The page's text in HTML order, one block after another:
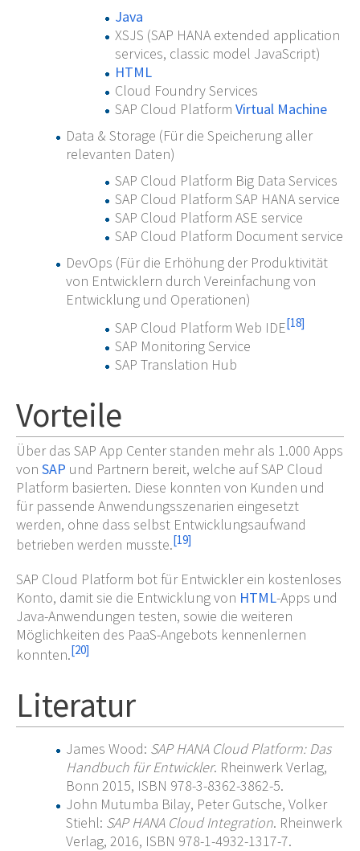
Java
XSJS (SAP HANA extended application
services, classic model JavaScript)
HTML
Cloud Foundry Services
SAP Cloud PlatformVirtual Machine
Data & Storage (Für die Speicherung aller
relevanten Daten)
SAP Cloud Platform Big Data Services
SAP Cloud Platform SAP HANA service
SAP Cloud Platform ASE service
SAP Cloud Platform Document service
DevOps (Für die Erhöhung der Produktivität
von Entwicklern durch Vereinfachung von
Entwicklung und Operationen)
SAP Cloud Platform Web IDE[18]
SAP Monitoring Service
SAP Translation Hub
Vorteile
Über das SAP App Center standen mehr als 1.000 Apps
von SAP und Partnern bereit, welche auf SAP Cloud
Platform basierten. Diese konnten von Kunden und
für passende Anwendungsszenarien eingesetzt
werden, ohne dass selbst Entwicklungsaufwand
betrieben werden musste.[19]
SAP Cloud Platform bot für Entwickler ein kostenloses
Konto, damit sie die Entwicklung von HTML-Apps und
Java-Anwendungen testen, sowie die weiteren
Möglichkeiten des PaaS-Angebots kennenlernen
konnten.[20]
Literatur
James Wood: SAP HANA Cloud Platform: Das
Handbuch für Entwickler. Rheinwerk Verlag,
Bonn 2015, ISBN 978-3-8362-3862-5.
John Mutumba Bilay, Peter Gutsche, Volker
Stiehl: SAP HANA Cloud Integration. Rheinwerk
Verlag, 2016, ISBN 978-1-4932-1317-7.